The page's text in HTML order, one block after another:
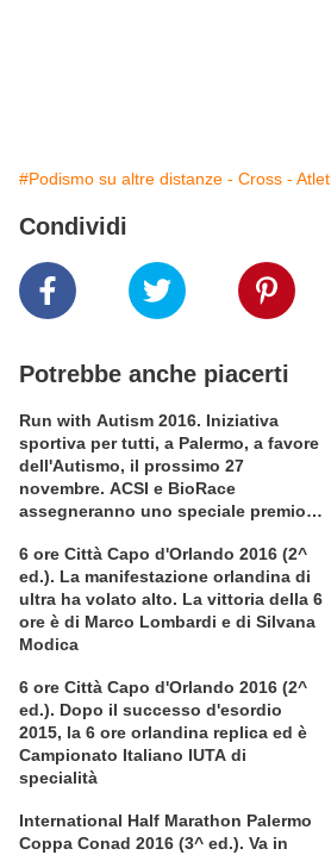
#Podismo su altre distanze - Cross -
Condividi
Potrebbe anche piacerti
Run with Autism 2016. Iniziativa
sportiva per tutti, a Palermo, a favore
dell'Autismo, il prossimo 27
novembre. ACSI e BioRace
assegneranno uno speciale premio
6 ore Città Capo d'Orlando 2016 (2^
ed.). La manifestazione orlandina di
ultra ha volato alto. La vittoria della 6
ore è di Marco Lombardi e di Silvana
Modica
6 ore Città Capo d'Orlando 2016 (2^
ed.). Dopo il successo d'esordio
2015, la 6 ore orlandina replica ed è
Campionato Italiano IUTA di
specialità
International Half Marathon Palermo
Coppa Conad 2016 (3^ ed.). Va in